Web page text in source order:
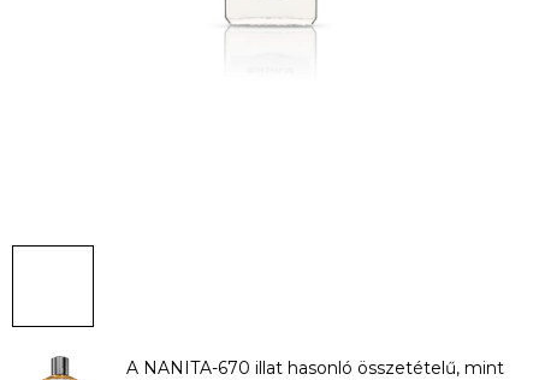
A NANITA-670 illat hasonló összetételű, mint